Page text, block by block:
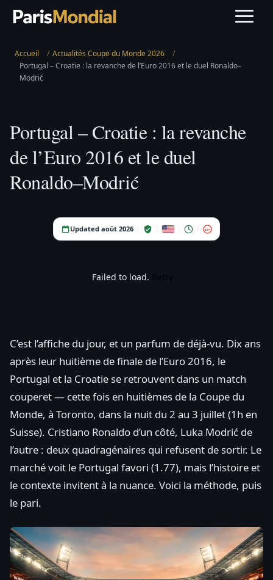
Accueil / Actualités Coupe du Monde 2026
/
Portugal – Croatie : la revanche de l’Euro 2016 et le duel Ronaldo–
Modrić
Portugal – Croatie : la revanche
de l’Euro 2016 et le duel
Ronaldo–Modrić
Updated août 2026 18+
Failed to load.
C’est l’affiche du jour, et un parfum de déjà-vu. Dix ans
après leur huitième de finale de l’Euro 2016, le
Portugal et la Croatie se retrouvent dans un match
couperet — cette fois en huitièmes de la Coupe du
Monde, à Toronto, dans la nuit du 2 au 3 juillet (1h en
Suisse). Cristiano Ronaldo d’un côté, Luka Modrić de
l’autre : deux quadragénaires qui refusent de sortir. Le
marché voit le Portugal favori (1.77), mais l’histoire et
le contexte invitent à la nuance. Voici la méthode, puis
le pari.